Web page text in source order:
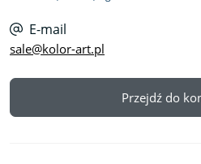
E-mail
sale@kolor-art.pl
Przejdź do